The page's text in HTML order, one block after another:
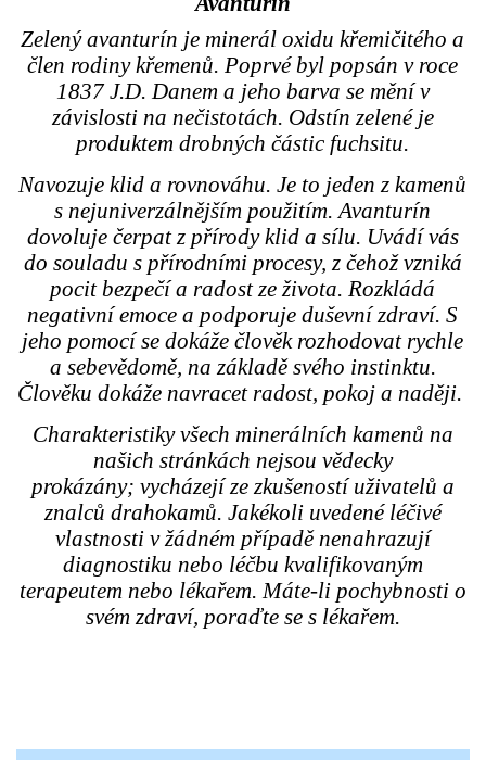
Zelený avanturín je minerál oxidu křemičitého a
člen rodiny křemenů. Poprvé byl popsán v roce
1837 J.D. Danem a jeho barva se mění v
závislosti na nečistotách. Odstín zelené je
produktem drobných částic fuchsitu.
Navozuje klid a rovnováhu. Je to jeden z kamenů
s nejuniverzálnějším použitím. Avanturín
dovoluje čerpat z přírody klid a sílu. Uvádí vás
do souladu s přírodními procesy, z čehož vzniká
pocit bezpečí a radost ze života. Rozkládá
negativní emoce a podporuje duševní zdraví. S
jeho pomocí se dokáže člověk rozhodovat rychle
a sebevědomě, na základě svého instinktu.
Člověku dokáže navracet radost, pokoj a naději.
Charakteristiky všech minerálních kamenů na
našich stránkách nejsou vědecky
prokázány; vycházejí ze zkušeností uživatelů a
znalců drahokamů. Jakékoli uvedené léčivé
vlastnosti v žádném případě nenahrazují
diagnostiku nebo léčbu kvalifikovaným
terapeutem nebo lékařem. Máte-li pochybnosti o
svém zdraví, poraďte se s lékařem.